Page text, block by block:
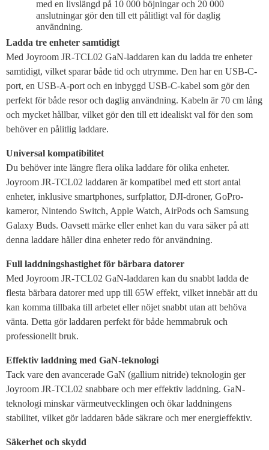
med en livslängd på 10 000 böjningar och 20 000
anslutningar gör den till ett pålitligt val för daglig
användning.
Ladda tre enheter samtidigt
Med Joyroom JR-TCL02 GaN-laddaren kan du ladda tre enheter
samtidigt, vilket sparar både tid och utrymme. Den har en USB-C-
port, en USB-A-port och en inbyggd USB-C-kabel som gör den
perfekt för både resor och daglig användning. Kabeln är 70 cm lång
och mycket hållbar, vilket gör den till ett idealiskt val för den som
behöver en pålitlig laddare.
Universal kompatibilitet
Du behöver inte längre flera olika laddare för olika enheter.
Joyroom JR-TCL02 laddaren är kompatibel med ett stort antal
enheter, inklusive smartphones, surfplattor, DJI-droner, GoPro-
kameror, Nintendo Switch, Apple Watch, AirPods och Samsung
Galaxy Buds. Oavsett märke eller enhet kan du vara säker på att
denna laddare håller dina enheter redo för användning.
Full laddningshastighet för bärbara datorer
Med Joyroom JR-TCL02 GaN-laddaren kan du snabbt ladda de
flesta bärbara datorer med upp till 65W effekt, vilket innebär att du
kan komma tillbaka till arbetet eller nöjet snabbt utan att behöva
vänta. Detta gör laddaren perfekt för både hemmabruk och
professionellt bruk.
Effektiv laddning med GaN-teknologi
Tack vare den avancerade GaN (gallium nitride) teknologin ger
Joyroom JR-TCL02 snabbare och mer effektiv laddning. GaN-
teknologi minskar värmeutvecklingen och ökar laddningens
stabilitet, vilket gör laddaren både säkrare och mer energieffektiv.
Säkerhet och skydd